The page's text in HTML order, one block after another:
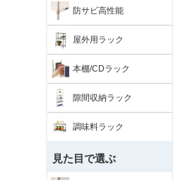
防サビ高性能
屋外用ラック
本棚/CDラック
隙間収納ラック
調味料ラック
見た目で選ぶ